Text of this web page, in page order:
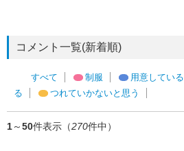
コメント一覧(新着順)
すべて 制服 用意している
る
つれていかないと思う
1～50件表示（270件中）